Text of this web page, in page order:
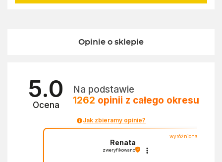
Opinie o sklepie
5.0
Ocena
Na podstawie
1262 opinii z całego okresu
Jak zbieramy opinie?
wyróżniona
Renata
zweryfikowano